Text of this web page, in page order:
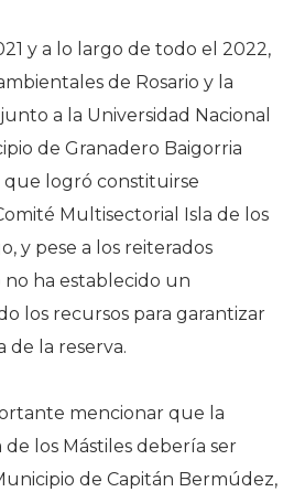
y a lo largo de todo el 2022,
de Rosario y la
a la Universidad Nacional
de Granadero Baigorria
que logró constituirse
Multisectorial Isla de los
y pese a los reiterados
no ha establecido un
los recursos para garantizar
de la reserva.
mencionar que la
los Mástiles debería ser
de Capitán Bermúdez,